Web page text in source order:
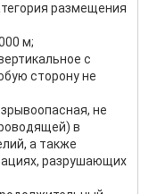
размещения
м;
с
сторону не
не
в
а также
разрушающих